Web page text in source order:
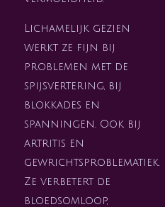
Lichamelijk gezien
werkt ze fijn bij
problemen met de
spijsvertering, bij
blokkades en
spanningen. Ook bij
artritis en
gewrichtsproblematiek.
Ze verbetert de
bloedsomloop,